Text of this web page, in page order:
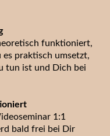
funktioniert,
praktisch umsetzt,
tun ist und Dich bei
1:1
bald frei bei Dir